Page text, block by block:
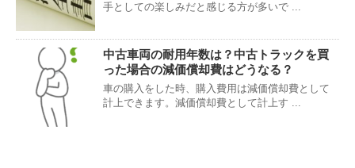
手としての楽しみだと感じる方が多いで ...
中古車両の耐用年数は？中古トラックを買
った場合の減価償却費はどうなる？
車の購入をした時、購入費用は減価償却費として
計上できます。減価償却費として計上す ...